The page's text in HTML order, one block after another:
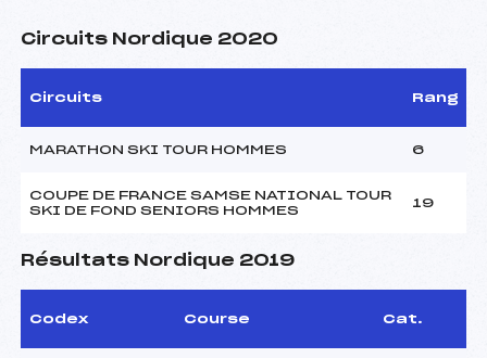
Circuits Nordique 2020
Circuits Rang
MARATHON SKI TOUR HOMMES 6
COUPE DE FRANCE SAMSE NATIONAL TOUR
SKI DE FOND SENIORS HOMMES
19
Résultats Nordique 2019
Codex Course Cat.